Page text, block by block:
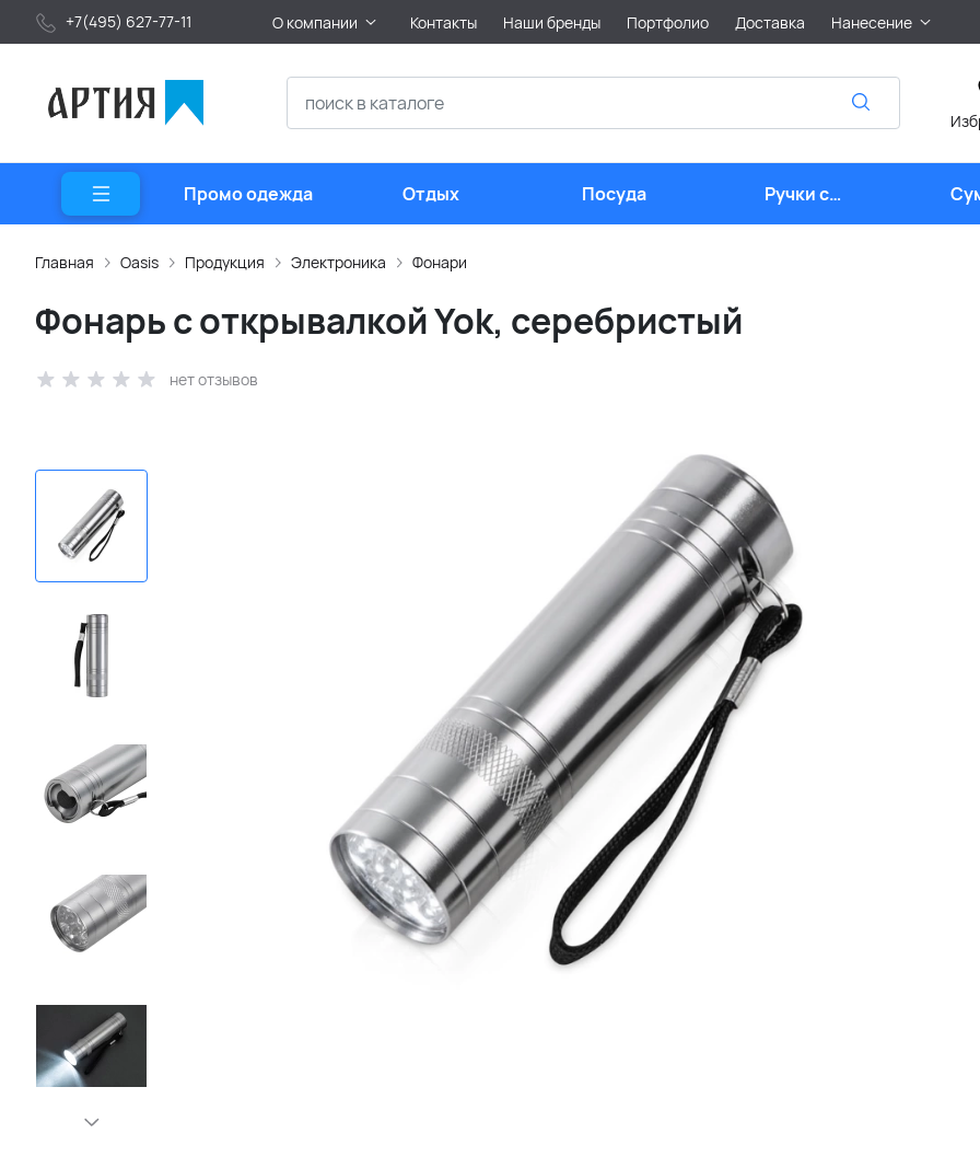
+7(495) 627-77-11 О компании Контакты Наши бренды Портфолио Доставка Нанесение
Промо одежда Отдых Посуда
Ручки с
логотипом
Главная Oasis Продукция Электроника Фонари
Фонарь с открывалкой Yok, серебристый
нет отзывов